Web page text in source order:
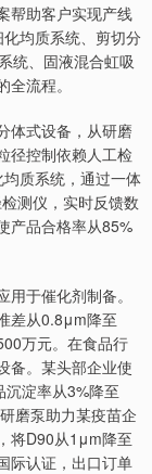
帮助客户实现产线
均质系统、剪切分
统、固液混合虹吸
流程。
体式设备，从研磨
径控制依赖人工检
质系统，通过一体
测仪，实时反馈数
产品合格率从85%
于催化剂制备。
差从0.8μm降至
万元。在食品行
备。某头部企业使
淀率从3%降至
磨泵助力某疫苗企
将D90从1μm降至
际认证，出口订单